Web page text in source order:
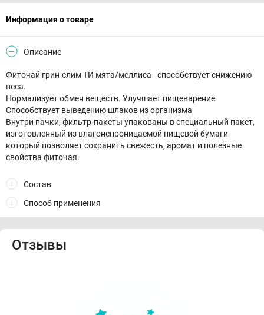
Информация о товаре
Описание
Фиточай грин-слим ТИ мята/меллиса - способствует снижению
веса.
Нормализует обмен веществ. Улучшает пищеварение.
Способствует выведению шлаков из организма
Внутри пачки, фильтр-пакеты упакованы в специальный пакет,
изготовленный из влагонепроницаемой пищевой бумаги
который позволяет сохранить свежесть, аромат и полезные
свойства фиточая.
Состав
Способ применения
Отзывы